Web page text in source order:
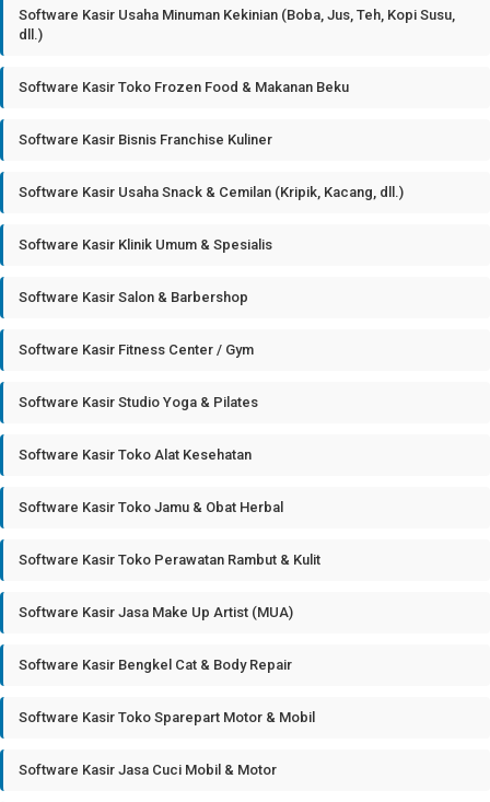
Software Kasir Usaha Minuman Kekinian (Boba, Jus, Teh, Kopi Susu,
dll.)
Software Kasir Toko Frozen Food & Makanan Beku
Software Kasir Bisnis Franchise Kuliner
Software Kasir Usaha Snack & Cemilan (Kripik, Kacang, dll.)
Software Kasir Klinik Umum & Spesialis
Software Kasir Salon & Barbershop
Software Kasir Fitness Center / Gym
Software Kasir Studio Yoga & Pilates
Software Kasir Toko Alat Kesehatan
Software Kasir Toko Jamu & Obat Herbal
Software Kasir Toko Perawatan Rambut & Kulit
Software Kasir Jasa Make Up Artist (MUA)
Software Kasir Bengkel Cat & Body Repair
Software Kasir Toko Sparepart Motor & Mobil
Software Kasir Jasa Cuci Mobil & Motor